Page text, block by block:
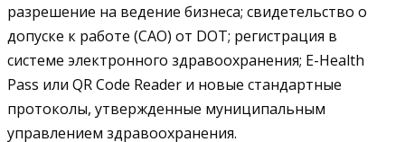
разрешение на ведение бизнеса; свидетельство о
допуске к работе (CAO) от DOT; регистрация в
системе электронного здравоохранения; E-Health
Pass или QR Code Reader и новые стандартные
протоколы, утвержденные муниципальным
управлением здравоохранения.